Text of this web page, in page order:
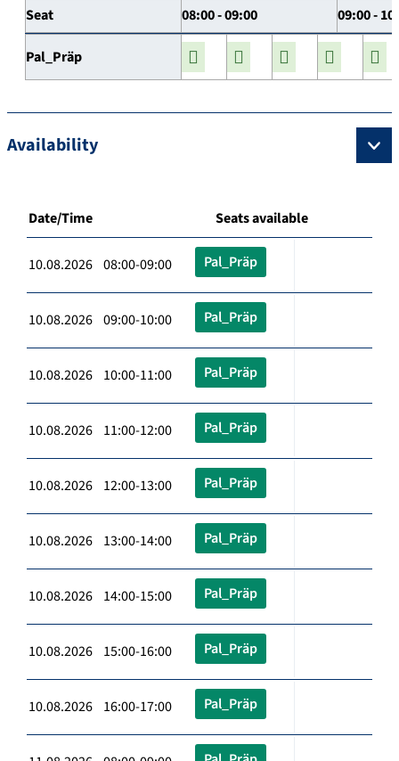
Seat 08:00 - 09:00 09:00 -
Pal_Präp
Availability
Date/Time Seats available
10.08.2026 08:00-09:00 Pal_Präp
10.08.2026 09:00-10:00 Pal_Präp
10.08.2026 10:00-11:00 Pal_Präp
10.08.2026 11:00-12:00 Pal_Präp
10.08.2026 12:00-13:00 Pal_Präp
10.08.2026 13:00-14:00 Pal_Präp
10.08.2026 14:00-15:00 Pal_Präp
10.08.2026 15:00-16:00 Pal_Präp
10.08.2026 16:00-17:00 Pal_Präp